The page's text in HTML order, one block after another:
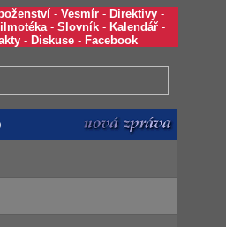
- Vesmír - Direktivy -
- Slovník - Kalendář -
- Diskuse - Facebook